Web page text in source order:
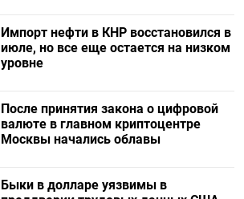
Импорт нефти в КНР восстановился в
июле, но все еще остается на низком
уровне
После принятия закона о цифровой
валюте в главном криптоцентре
Москвы начались облавы
Быки в долларе уязвимы в